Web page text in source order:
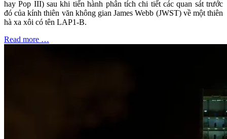
hay Pop III) sau khi tiến hành phân tích chi tiết các quan sát trước
đó của kính thiên văn không gian James Webb (JWST) về một thiên
hà xa xôi có tên LAP1-B.
Read more …